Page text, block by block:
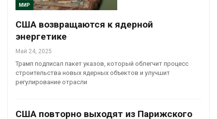
МИР
США возвращаются к ядерной
энергетике
Май 24, 2025
Трамп подписал пакет указов, который облегчит процесс
строительства новых ядерных объектов и улучшит
регулирование отрасли
США повторно выходят из Парижского